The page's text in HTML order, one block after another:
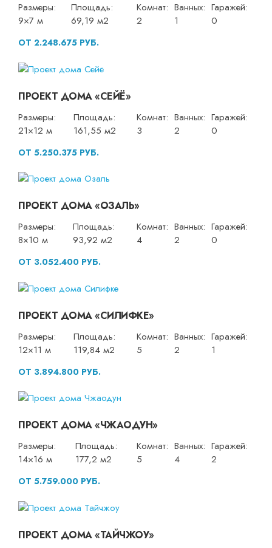
Размеры:
9×7 м
Площадь:
69,19 м2
Комнат:
2
Ванных:
1
Гаражей:
0
ОТ 2.248.675 РУБ.
ПРОЕКТ ДОМА «СЕЙЁ»
Размеры:
21×12 м
Площадь:
161,55 м2
Комнат:
3
Ванных:
2
Гаражей:
0
ОТ 5.250.375 РУБ.
ПРОЕКТ ДОМА «ОЗАЛЬ»
Размеры:
8×10 м
Площадь:
93,92 м2
Комнат:
4
Ванных:
2
Гаражей:
0
ОТ 3.052.400 РУБ.
ПРОЕКТ ДОМА «СИЛИФКЕ»
Размеры:
12×11 м
Площадь:
119,84 м2
Комнат:
5
Ванных:
2
Гаражей:
1
ОТ 3.894.800 РУБ.
ПРОЕКТ ДОМА «ЧЖАОДУН»
Размеры:
14×16 м
Площадь:
177,2 м2
Комнат:
5
Ванных:
4
Гаражей:
2
ОТ 5.759.000 РУБ.
ПРОЕКТ ДОМА «ТАЙЧЖОУ»